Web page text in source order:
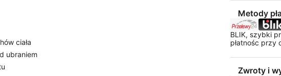
Metody
BLIK, szybki
płatnośc przy
Zwroty i
ciała
ubraniem